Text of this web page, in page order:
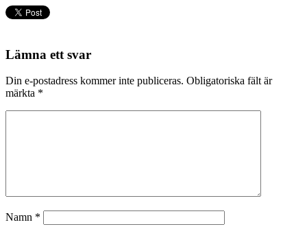
Lämna ett svar
Din e-postadress kommer inte publiceras. Obligatoriska fält är
märkta *
Namn *